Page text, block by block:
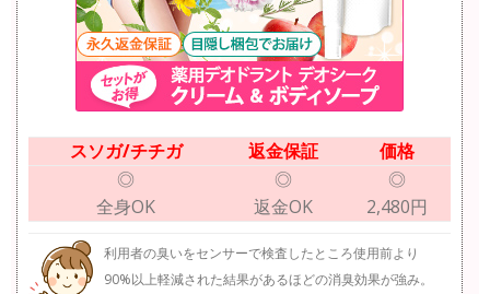
スソガ/チチガ 返金保証
価格
◎
全身OK
◎
返金OK
◎
2,480円
利用者の臭いをセンサーで検査したところ使用前より
90%以上軽減された結果があるほどの消臭効果が強み。